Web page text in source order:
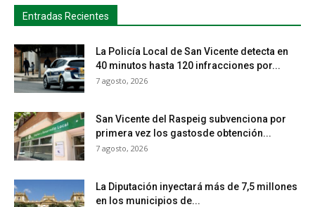
Entradas Recientes
La Policía Local de San Vicente detecta en
40 minutos hasta 120 infracciones por...
7 agosto, 2026
San Vicente del Raspeig subvenciona por
primera vez los gastosde obtención...
7 agosto, 2026
La Diputación inyectará más de 7,5 millones
en los municipios de...